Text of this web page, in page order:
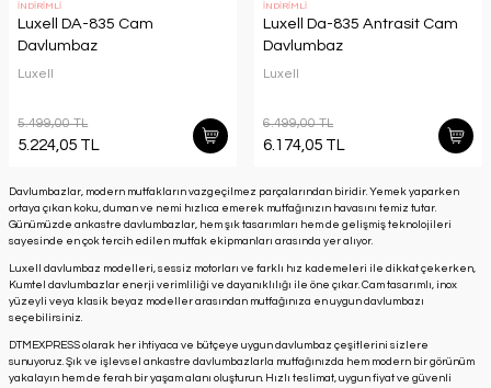
İNDİRİMLİ
Luxell DA-835 Cam
Davlumbaz
Luxell
5.499,00 TL
5.224,05 TL
İNDİRİMLİ
Luxell Da-835 Antrasit Cam
Davlumbaz
Luxell
6.499,00 TL
6.174,05 TL
Davlumbazlar, modern mutfakların vazgeçilmez parçalarından biridir. Yemek yaparken
ortaya çıkan koku, duman ve nemi hızlıca emerek mutfağınızın havasını temiz tutar.
Günümüzde ankastre davlumbazlar, hem şık tasarımları hem de gelişmiş teknolojileri
sayesinde en çok tercih edilen mutfak ekipmanları arasında yer alıyor.
Luxell davlumbaz modelleri, sessiz motorları ve farklı hız kademeleri ile dikkat çekerken,
Kumtel davlumbazlar enerji verimliliği ve dayanıklılığı ile öne çıkar. Cam tasarımlı, inox
yüzeyli veya klasik beyaz modeller arasından mutfağınıza en uygun davlumbazı
seçebilirsiniz.
DTMEXPRESS olarak her ihtiyaca ve bütçeye uygun davlumbaz çeşitlerini sizlere
sunuyoruz. Şık ve işlevsel ankastre davlumbazlarla mutfağınızda hem modern bir görünüm
yakalayın hem de ferah bir yaşam alanı oluşturun. Hızlı teslimat, uygun fiyat ve güvenli